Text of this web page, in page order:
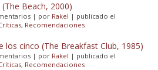
Beach, 2000)
| por Rakel | publicado el
, Recomendaciones
los cinco (The Breakfast Club, 1985)
| por Rakel | publicado el
, Recomendaciones